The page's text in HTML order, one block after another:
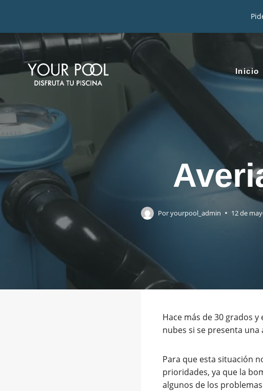
Inicio
Poryourpool_admin 12 de
Hace más de 30 grados
nubes si se presenta una
Para que esta situación
prioridades, ya que la
algunos de los